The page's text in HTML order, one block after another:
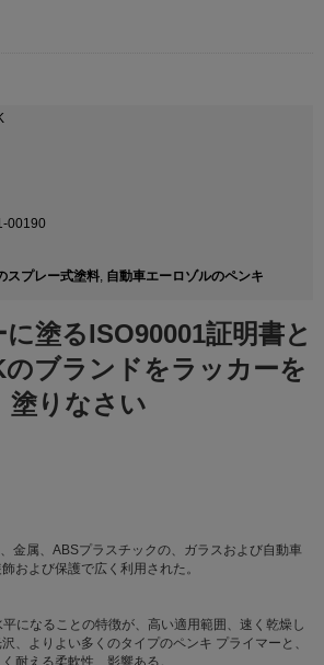
00190
スプレー式塗料, 自動車エーロゾルのペンキ
塗るISO90001証明書と
のブランドをラッカーを
塗りなさい
金属、ABSプラスチックの、ガラスおよび自動車
および保護で広く利用された。
になることの特徴が、高い適用範囲、速く乾燥し
、よりよい多くのタイプのペンキ プライマーと、
耐える柔軟性、影響ある。